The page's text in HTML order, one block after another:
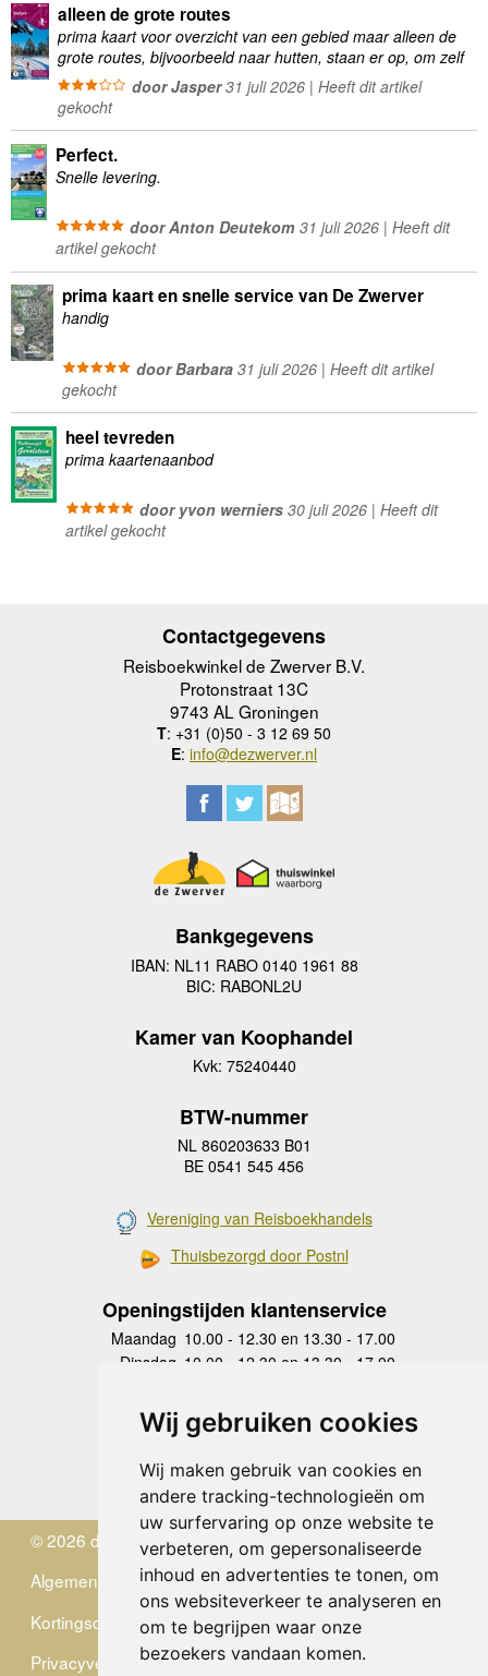
Wij gebruiken cookies
Wij maken gebruik van cookies en
andere tracking-technologieën om
uw surfervaring op onze website te
verbeteren, om gepersonaliseerde
inhoud en advertenties te tonen, om
ons websiteverkeer te analyseren en
om te begrijpen waar onze
bezoekers vandaan komen.
alleen de grote routes
prima kaart voor overzicht van een gebied maar alleen de
grote routes, bijvoorbeeld naar hutten, staan er op, om zelf
wandelingen te plannen minder geschikt
door Jasper31 juli 2026 | Heeft dit artikel
gekocht
Perfect.
Snelle levering.
door Anton Deutekom31 juli 2026 | Heeft dit
artikel gekocht
prima kaart en snelle service van De Zwerver
handig
door Barbara31 juli 2026 | Heeft dit artikel
gekocht
heel tevreden
prima kaartenaanbod
door yvon werniers30 juli 2026 | Heeft dit
artikel gekocht
Contactgegevens
Reisboekwinkel de Zwerver B.V.
Protonstraat 13C
9743 AL Groningen
T: +31 (0)50 - 3 12 69 50
E: info@dezwerver.nl
Bankgegevens
IBAN: NL11 RABO 0140 1961 88
BIC: RABONL2U
Kamer van Koophandel
Kvk: 75240440
BTW-nummer
NL 860203633 B01
BE 0541 545 456
Vereniging van Reisboekhandels
Thuisbezorgd door Postnl
Openingstijden klantenservice
Maandag 10.00 - 12.30 en 13.30 - 17.00
Dinsdag 10.00 - 12.30 en 13.30 - 17.00
Donderdag
10.00 - 12.30 en 13.30 - 17.00
Vrijdag 10.00 - 12.30 en 13.30 - 17.00
Zaterdag
gesloten
Zondag gesloten
© 2026 de Zwerver
Algemene Voorwaarden
Kortingscode
Privacyverklaring